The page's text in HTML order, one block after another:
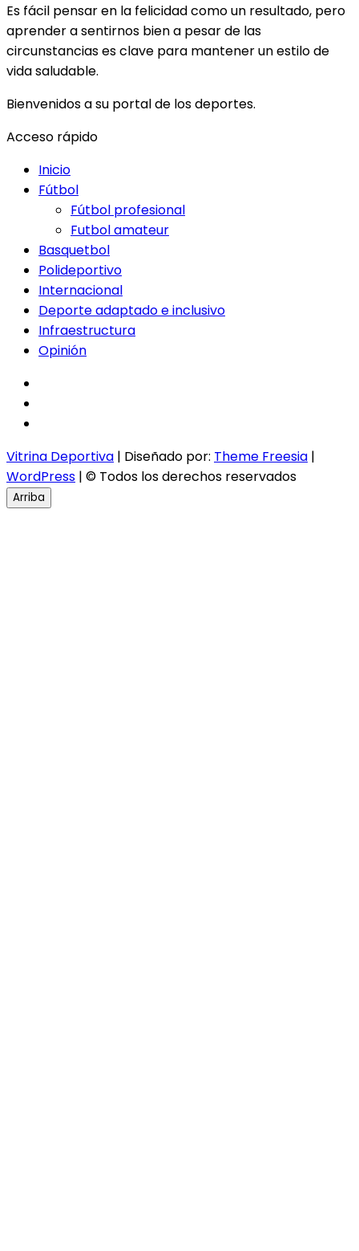
Es fácil pensar en la felicidad como un resultado, pero
aprender a sentirnos bien a pesar de las
circunstancias es clave para mantener un estilo de
vida saludable.
Bienvenidos a su portal de los deportes.
Acceso rápido
Inicio
Fútbol
Fútbol profesional
Futbol amateur
Basquetbol
Polideportivo
Internacional
Deporte adaptado e inclusivo
Infraestructura
Opinión
Vitrina Deportiva | Diseñado por: Theme Freesia |
WordPress | © Todos los derechos reservados
Arriba